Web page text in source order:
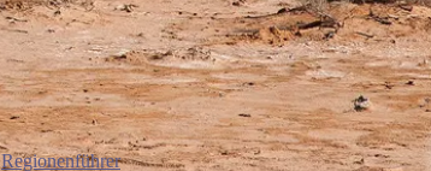
Regionenführer